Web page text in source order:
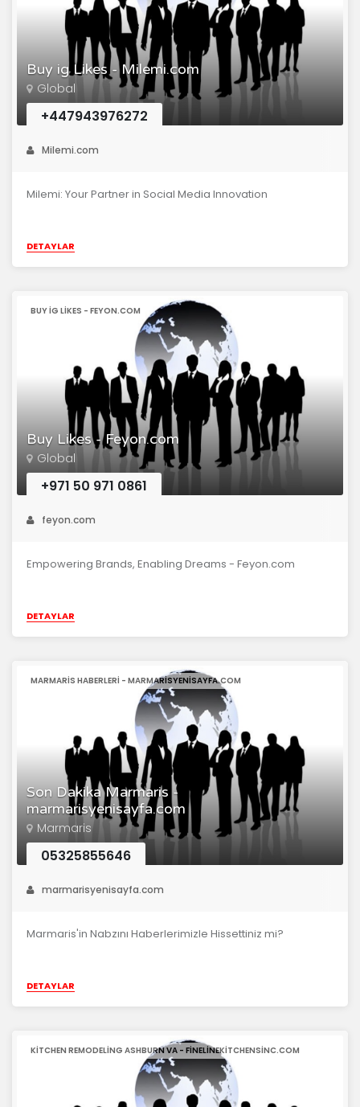
Buy ig Likes - Milemi.com
Global
+447943976272
Milemi.com
Milemi: Your Partner in Social Media Innovation
DETAYLAR
Buy Likes - Feyon.com
BUY IG LIKES - FEYON.COM
Global
+971 50 971 0861
feyon.com
Empowering Brands, Enabling Dreams - Feyon.com
DETAYLAR
Son Dakika Marmaris -
marmarisyenisayfa.com
MARMARIS HABERLERI - MARMARISYENISAYFA.COM
Marmaris
05325855646
marmarisyenisayfa.com
Marmaris'in Nabzını Haberlerimizle Hissettiniz mi?
DETAYLAR
KITCHEN REMODELING ASHBURN VA - FINELINEKITCHENSINC.COM